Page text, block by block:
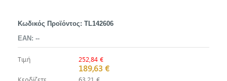
Κωδικός Προϊόντος: TL142606
EAN: --
Τιμή 252,84 €
189,63 €